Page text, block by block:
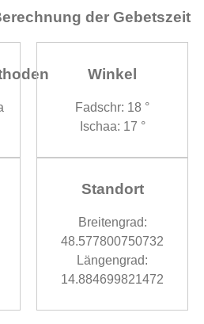
der Gebetszeit
Winkel
Fadschr: 18 °
Ischaa: 17 °
Standort
Breitengrad:
48.577800750732
Längengrad:
14.884699821472